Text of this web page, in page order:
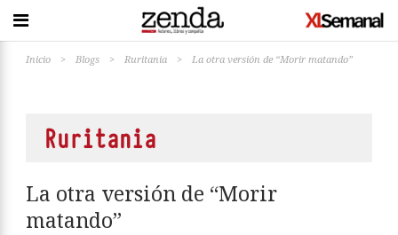
Inicio > Blogs > Ruritania > La otra versión de “Morir matando”
Ruritania
La otra versión de “Morir
matando”